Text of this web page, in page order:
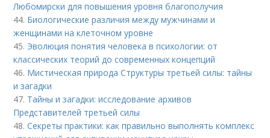
Любомирски для повышения уровня благополучия
44. Биологические различия между мужчинами и
женщинами на клеточном уровне
45. Эволюция понятия человека в психологии: от
классических теорий до современных концепций
46. Мистическая природа Структуры третьей силы: тайны
и загадки
47. Тайны и загадки: исследование архивов
Представителей третьей силы
48.Секреты практики: как правильно выполнять комплекс